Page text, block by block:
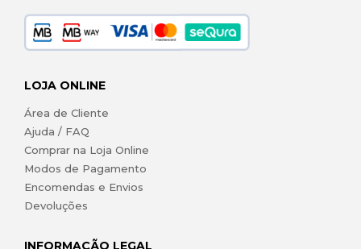
LOJA ONLINE
Área de Cliente
Ajuda / FAQ
Comprar na Loja Online
Modos de Pagamento
Encomendas e Envios
Devoluções
INFORMAÇÃO LEGAL